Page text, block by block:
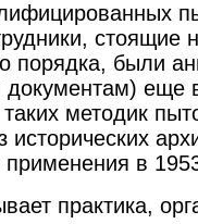
стоящие
порядка, были
еще
методик
исторических
применения в
практика,